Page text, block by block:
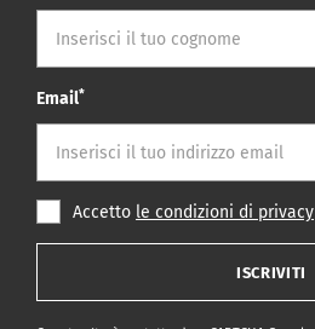
Email*
Accetto le condizioni di privacy
ISCRIVITI